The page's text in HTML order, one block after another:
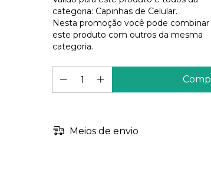
categoria: Capinhas de Celular.
Nesta promoção você pode combinar
este produto com outros da mesma
categoria.
Meios de envio